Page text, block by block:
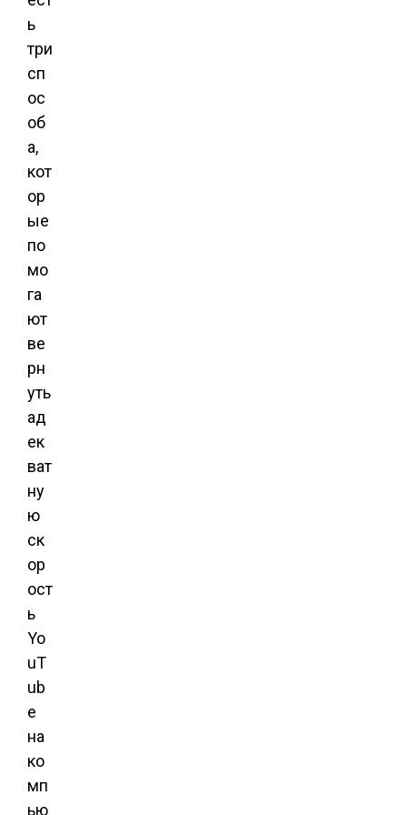
ь
три
сп
ос
об
а,
кот
ор
ые
по
мо
га
ют
ве
рн
уть
ад
ек
ват
ну
ю
ск
ор
ост
ь
Yo
uT
ub
e
на
ко
мп
ью